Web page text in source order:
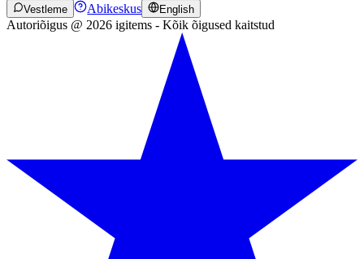
Vestleme Abikeskus English
Autoriõigus @ 2026 igitems - Kõik õigused kaitstud